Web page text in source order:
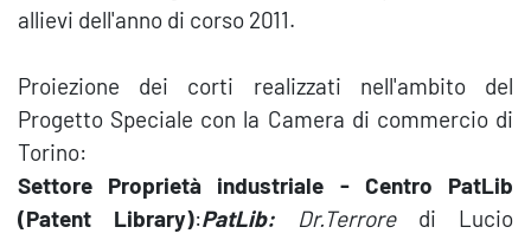
allievi dell'anno di corso 2011.
Proiezione dei corti realizzati nell'ambito del
Progetto Speciale con la Camera di commercio di
Torino:
Settore Proprietà industriale - Centro PatLib
(Patent Library):PatLib: Dr.Terroredi Lucio